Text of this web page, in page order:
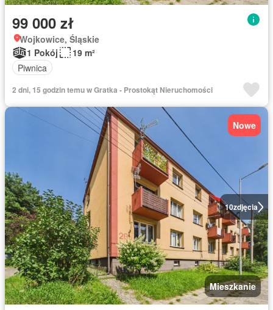
99 000 zł
Wojkowice, Śląskie
1 Pokój
19 m²
Piwnica
2 dni, 15 godzin temu w Gratka - Prostokąt Nieruchomości
10zdjęcia
Nowe
Mieszkanie